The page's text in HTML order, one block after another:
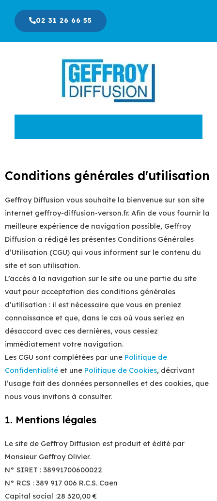
contenu
02 31 26 66 55
Conditions générales d'utilisation
Geffroy Diffusion vous souhaite la bienvenue sur son site
internet geffroy-diffusion-verson.fr. Afin de vous fournir la
meilleure expérience de navigation possible, Geffroy
Diffusion a rédigé les présentes Conditions Générales
d’Utilisation (CGU) qui vous informent sur le contenu du
site et son utilisation.
L’accès à la navigation sur le site ou une partie du site
vaut pour acceptation des conditions générales
d’utilisation : il est nécessaire que vous en preniez
connaissance et que, dans le cas où vous seriez en
désaccord avec ces dernières, vous cessiez
immédiatement votre navigation.
Les CGU sont complétées par une Politique de
Confidentialité et une Politique de Cookies, décrivant
l’usage fait des données personnelles et des cookies, que
nous vous invitons à consulter.
1. Mentions légales
Le site de Geffroy Diffusion est produit et édité par
Monsieur Geffroy Olivier.
N° SIRET : 38991700600022
N° RCS : 389 917 006 R.C.S. Caen
Capital social :28 320,00 €